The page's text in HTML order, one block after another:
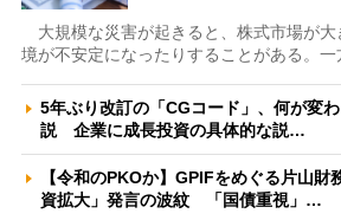
大規模な災害が起きると、株式市場が大
境が不安定になったりすることがある。一
5年ぶり改訂の「CGコード」、何が変
説 企業に成長投資の具体的な説…
【令和のPKOか】GPIFをめぐる片山財
資拡大」発言の波紋 「国債重視」…